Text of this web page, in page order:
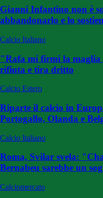
Gianni Infantino non è
abbandonarlo e lo
Calcio Italiano
"Rafa mi firmi la maglia
rifiuta e tira dritto
Calcio Estero
Riparte il calcio in
Portogallo, Olanda e
Calcio Italiano
Roma, Svilar svela:
Bernabeu sarebbe un
Calciomercato